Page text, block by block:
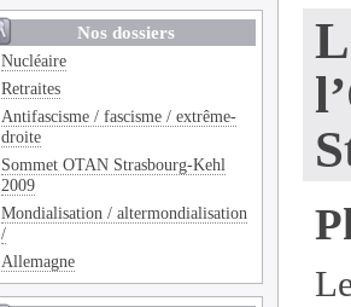
Nos dossiers
Nucléaire
Retraites
Antifascisme / fascisme / extrême-
droite
Sommet OTAN Strasbourg-Kehl
2009
Mondialisation / altermondialisation
/
Allemagne